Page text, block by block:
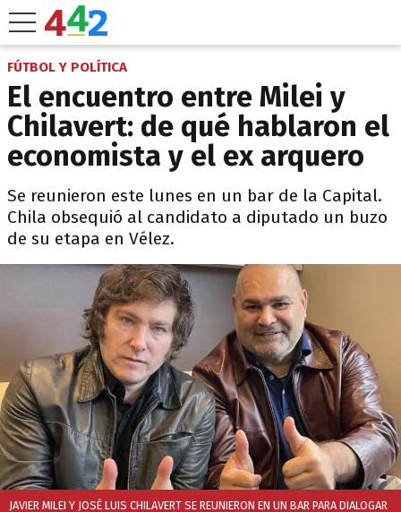
FÚTBOL Y POLÍTICA
El encuentro entre Milei y
Chilavert: de qué hablaron el
economista y el ex arquero
Se reunieron este lunes en un bar de la Capital.
Chila obsequió al candidato a diputado un buzo
de su etapa en Vélez.
JAVIER MILEI Y JOSÉ LUIS CHILAVERT SE REUNIERON EN UN BAR PARA DIALOGAR